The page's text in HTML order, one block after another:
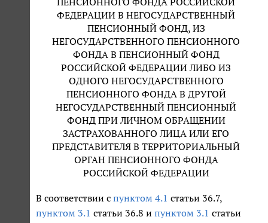
ФЕДЕРАЦИИ В НЕГОСУДАРСТВЕННЫЙ
ПЕНСИОННЫЙ ФОНД, ИЗ
НЕГОСУДАРСТВЕННОГО ПЕНСИОННОГО
ФОНДА В ПЕНСИОННЫЙ ФОНД
РОССИЙСКОЙ ФЕДЕРАЦИИ ЛИБО ИЗ
ОДНОГО НЕГОСУДАРСТВЕННОГО
ПЕНСИОННОГО ФОНДА В ДРУГОЙ
НЕГОСУДАРСТВЕННЫЙ ПЕНСИОННЫЙ
ФОНД ПРИ ЛИЧНОМ ОБРАЩЕНИИ
ЗАСТРАХОВАННОГО ЛИЦА ИЛИ ЕГО
ПРЕДСТАВИТЕЛЯ В ТЕРРИТОРИАЛЬНЫЙ
ОРГАН ПЕНСИОННОГО ФОНДА
РОССИЙСКОЙ ФЕДЕРАЦИИ
В соответствии с пунктом 4.1 статьи 36.7,
пунктом 3.1 статьи 36.8 и пунктом 3.1 статьи